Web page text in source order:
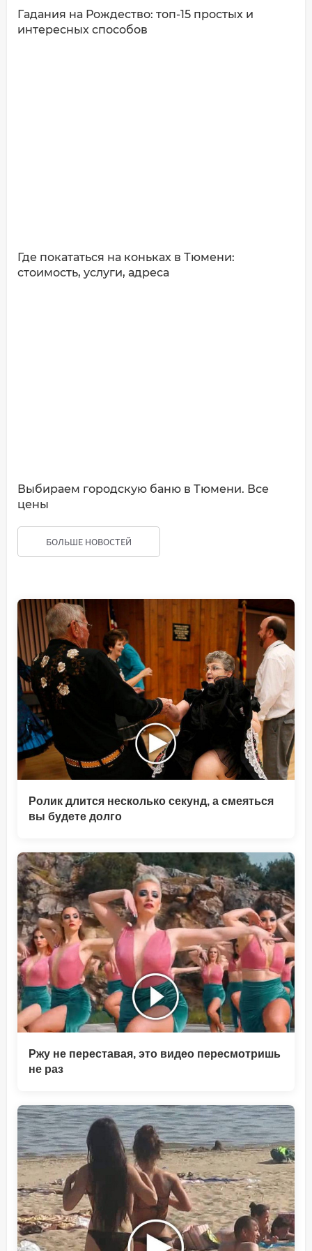
Гадания на Рождество: топ-15 простых и
интересных способов
Где покататься на коньках в Тюмени:
стоимость, услуги, адреса
Выбираем городскую баню в Тюмени. Все
цены
БОЛЬШЕ НОВОСТЕЙ
Ролик длится несколько секунд, а смеяться
вы будете долго
Ржу не переставая, это видео пересмотришь
не раз